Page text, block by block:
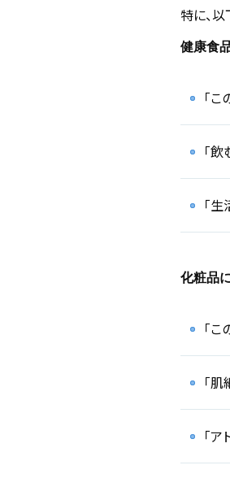
特に、
健康食
「
「
「
化粧品
「
「
「